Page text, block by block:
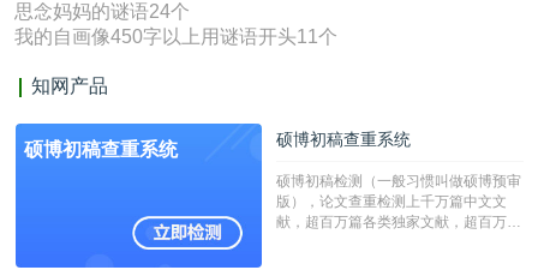
思念妈妈的谜语24个
我的自画像450字以上用谜语开头11个
知网产品
硕博初稿查重系统 硕博初稿查重系统
硕博初稿检测（一般习惯叫做硕博预审
版），论文查重检测上千万篇中文文
献，超百万篇各类独家文献，超百万港